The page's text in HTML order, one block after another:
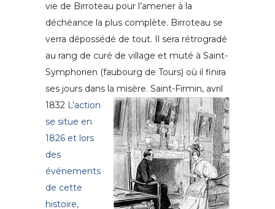
vie de Birroteau pour l’amener à la
déchéance la plus complète. Birroteau se
verra dépossédé de tout. Il sera rétrogradé
au rang de curé de village et muté à Saint-
Symphorien (faubourg de Tours) où il finira
ses jours dans la misère. Saint-Firmin, avril
1832 L’action
se situe en
1826 et lors
des
événements
de cette
histoire,